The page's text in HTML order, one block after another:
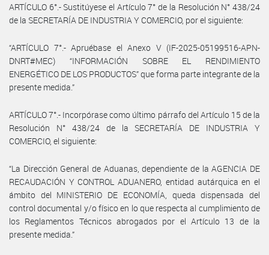
ARTÍCULO 6°.- Sustitúyese el Artículo 7° de la Resolución N° 438/24
de la SECRETARÍA DE INDUSTRIA Y COMERCIO, por el siguiente:
“ARTÍCULO 7°.- Apruébase el Anexo V (IF-2025-05199516-APN-
DNRT#MEC) “INFORMACIÓN SOBRE EL RENDIMIENTO
ENERGÉTICO DE LOS PRODUCTOS” que forma parte integrante de la
presente medida.”
ARTÍCULO 7°.- Incorpórase como último párrafo del Artículo 15 de la
Resolución N° 438/24 de la SECRETARÍA DE INDUSTRIA Y
COMERCIO, el siguiente:
“La Dirección General de Aduanas, dependiente de la AGENCIA DE
RECAUDACIÓN Y CONTROL ADUANERO, entidad autárquica en el
ámbito del MINISTERIO DE ECONOMÍA, queda dispensada del
control documental y/o físico en lo que respecta al cumplimiento de
los Reglamentos Técnicos abrogados por el Artículo 13 de la
presente medida.”